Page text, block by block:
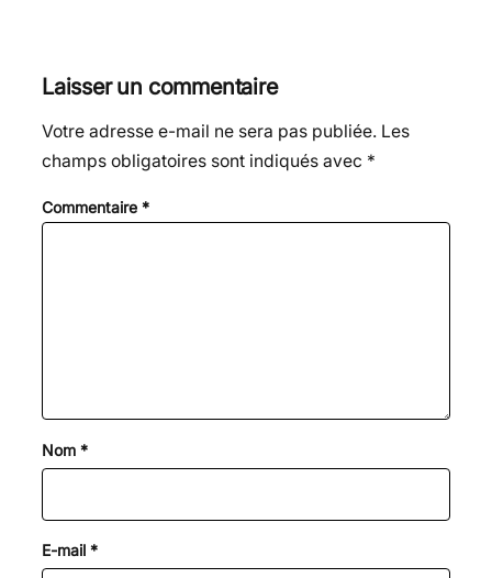
Laisser un commentaire
Votre adresse e-mail ne sera pas publiée. Les
champs obligatoires sont indiqués avec *
Commentaire *
Nom *
E-mail *